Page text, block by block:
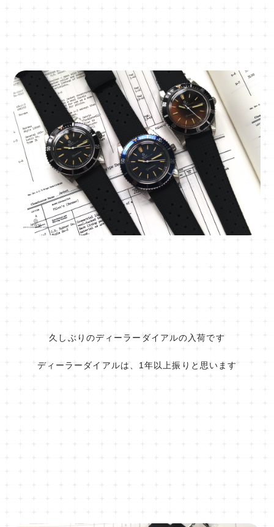
久しぶりのディーラーダイアルの入荷です
ディーラーダイアルは、1年以上振りと思います